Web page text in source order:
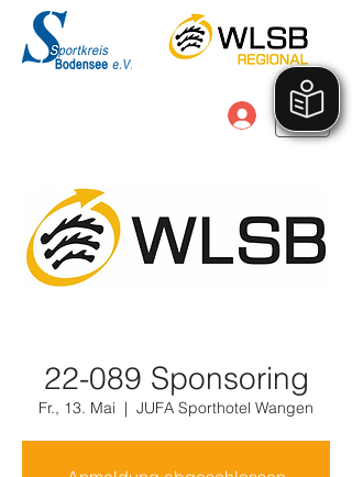
Anmelden
22-089 Sponsoring
Fr., 13. Mai
  |
JUFA Sporthotel Wangen